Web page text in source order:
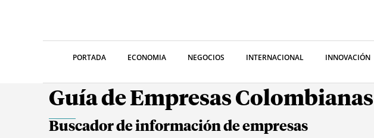
PORTADA ECONOMIA NEGOCIOS INTERNACIONAL INNOVACIÓN
Guía de Empresas Colombianas
Buscador de información de empresas